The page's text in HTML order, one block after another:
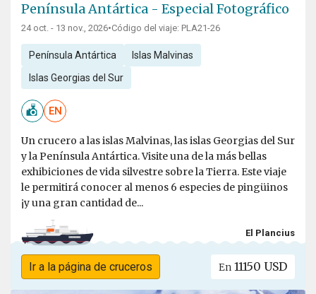
Península Antártica - Especial Fotográfico
24 oct. - 13 nov., 2026•Código del viaje: PLA21-26
Península Antártica Islas Malvinas
Islas Georgias del Sur
EN
Un crucero a las islas Malvinas, las islas Georgias del Sur
y la Península Antártica. Visite una de la más bellas
exhibiciones de vida silvestre sobre la Tierra. Este viaje
le permitirá conocer al menos 6 especies de pingüinos
¡y una gran cantidad de...
El Plancius
Ir a la página de cruceros En 11150 USD